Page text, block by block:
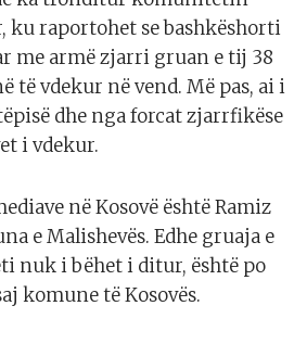
ku raportohet se bashkëshorti
me armë zjarri gruan e tij 38
të vdekur në vend. Më pas, ai i
dhe nga forcat zjarrfikëse
i vdekur.
në Kosovë është Ramiz
e Malishevës. Edhe gruaja e
nuk i bëhet i ditur, është po
komune të Kosovës.